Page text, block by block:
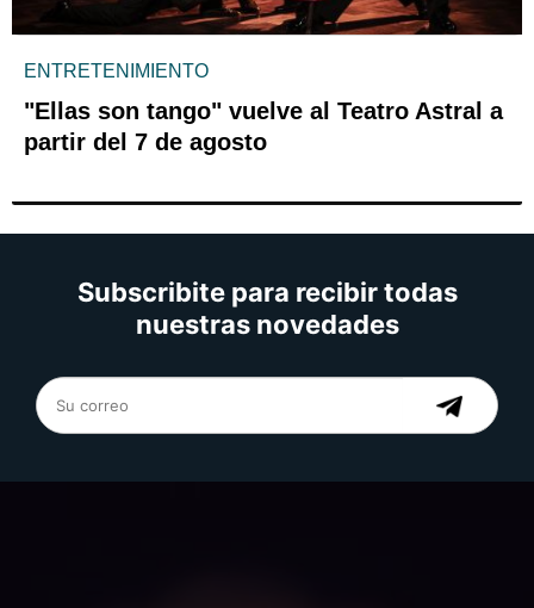
ENTRETENIMIENTO
"Ellas son tango" vuelve al Teatro Astral a
partir del 7 de agosto
Subscribite para recibir todas
nuestras novedades